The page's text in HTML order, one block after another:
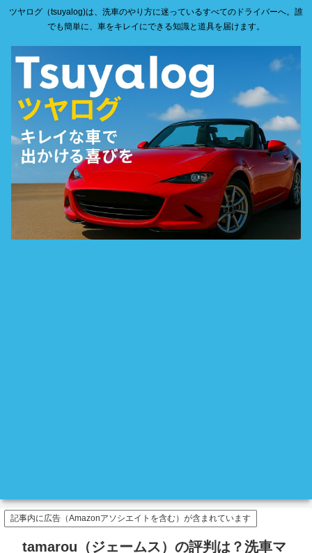
ツヤログ（tsuyalog)は、洗車のやり方に迷っているすべてのドライバーへ。誰
でも簡単に、車をキレイにできる知識と道具を届けます。
記事内に広告（Amazonアソシエイトを含む）が含まれています
tamarou（ジェームス）の評判は？洗車マ